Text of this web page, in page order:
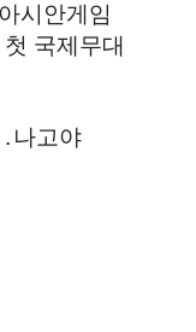
시안게임
국제무대
․ 나고야